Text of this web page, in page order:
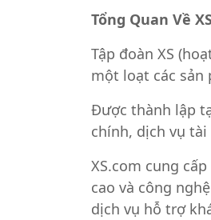
Tổng Quan Về
Tập đoàn XS
một loạt các sản
Được thành lập
chính, dịch vụ
XS.com cung
cao và công
dịch vụ hỗ trợ